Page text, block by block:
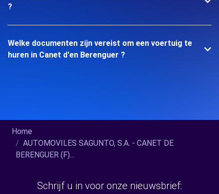
?
Welke documenten zijn vereist om een voertuig te
huren in Canet d'en Berenguer ?
Home
AUTOMOVILES SAGUNTO, S.A. - CANET DE
BERENGUER (F)...
Schrijf u in voor onze nieuwsbrief: